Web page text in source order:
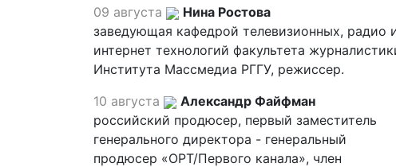
09 августа
Нина Ростова
заведующая кафедрой телевизионных, радио
интернет технологий факультета
Института Массмедиа РГГУ, режиссер.
10 августа
Александр Файфман
российский продюсер, первый заместитель
генерального директора - генеральный
продюсер «ОРТ/Первого канала», член